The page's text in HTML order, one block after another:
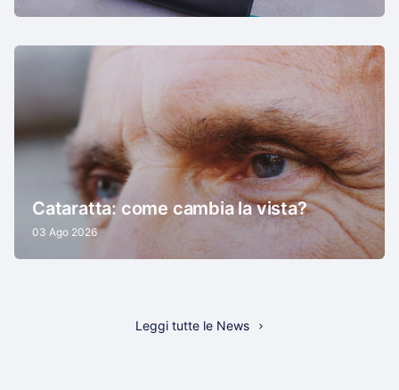
Cataratta: come cambia la vista?
03 Ago 2026
Leggi tutte le News